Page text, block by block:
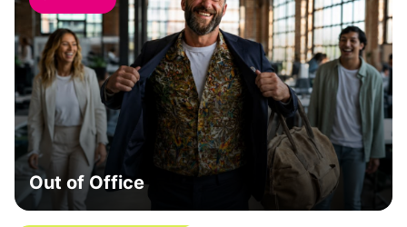
Out of Office